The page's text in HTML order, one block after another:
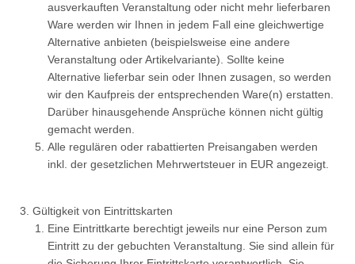
ausverkauften Veranstaltung oder nicht mehr lieferbaren
Ware werden wir Ihnen in jedem Fall eine gleichwertige
Alternative anbieten (beispielsweise eine andere
Veranstaltung oder Artikelvariante). Sollte keine
Alternative lieferbar sein oder Ihnen zusagen, so werden
wir den Kaufpreis der entsprechenden Ware(n) erstatten.
Darüber hinausgehende Ansprüche können nicht gültig
gemacht werden.
Alle regulären oder rabattierten Preisangaben werden
inkl. der gesetzlichen Mehrwertsteuer in EUR angezeigt.
Gültigkeit von Eintrittskarten
Eine Eintrittkarte berechtigt jeweils nur eine Person zum
Eintritt zu der gebuchten Veranstaltung. Sie sind allein für